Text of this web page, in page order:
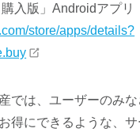
入版」Androidアプリ
store/apps/details?
では、ユーザーのみな
得にできるような、